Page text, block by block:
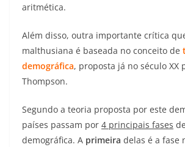
aritmética.
Além disso, outra importante crítica
malthusiana é baseada no conceito de
demográfica, proposta já no século XX
Thompson.
Segundo a teoria proposta por este
países passam por 4 principais fases
demográfica. A primeira delas é a fase